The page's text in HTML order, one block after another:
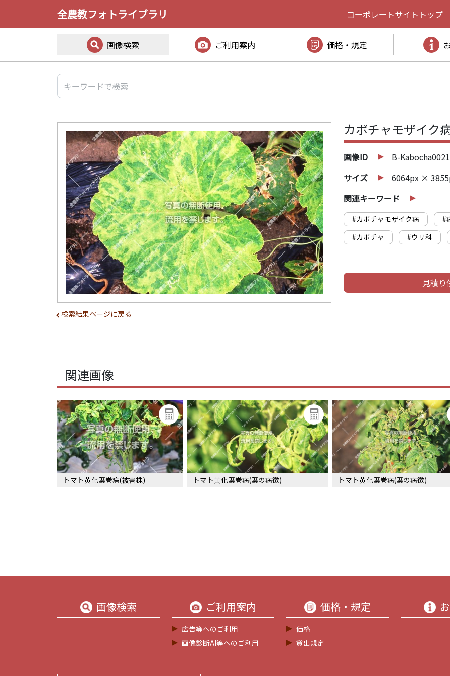
全農教フォトライブラリ コーポレートサイト トップ
画像検索 ご利用案内 価格・規定
検索結果ページに戻る
カボチャモザイク
画像ID
B-
サイズ
6064px ×
関連キーワード
#カボチャモザイク病
#
#カボチャ
#ウリ科
関連画像
トマト黄化葉巻病(被害株) トマト黄化葉巻病(葉の病徴) トマト黄化葉巻病(葉の病徴)
画像検索 ご利用案内
広告等へのご利用
画像診断AI等へのご利用
価格・規定
価格
貸出規定